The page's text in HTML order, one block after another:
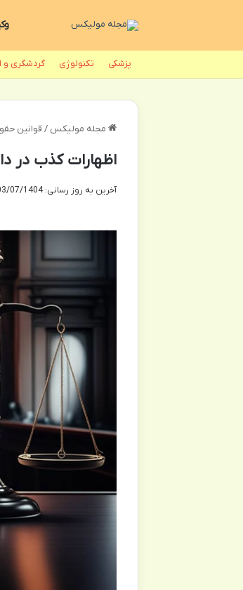
پزشکی تکنولوژی گردشگری و
مجله مولیکس / قوانین
اظهارات کذب در
آخرین به روز رسانی: 03/07/1404